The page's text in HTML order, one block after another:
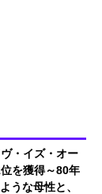
・イズ・オー
を獲得～80年
うな母性と、